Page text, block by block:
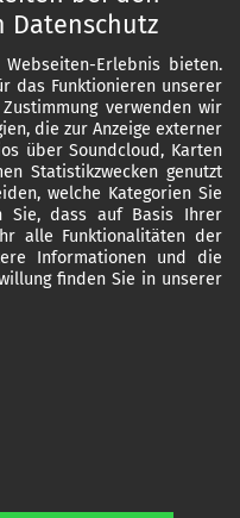
Datenschutz
Erlebnis bieten.
das Funktionieren unserer
verwenden wir
die zur Anzeige externer
über Soundcloud, Karten
Statistikzwecken genutzt
welche Kategorien Sie
Sie, dass auf Basis Ihrer
alle Funktionalitäten der
Informationen und die
finden Sie in unserer